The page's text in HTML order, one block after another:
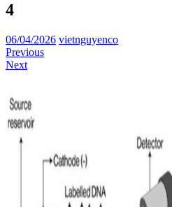
4
06/04/2026 vietnguyenco
Previous
Next